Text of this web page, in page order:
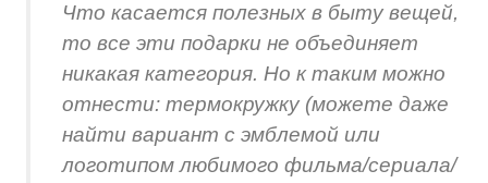
Что касается полезных в быту вещей,
то все эти подарки не объединяет
никакая категория. Но к таким можно
отнести: термокружку (можете даже
найти вариант с эмблемой или
логотипом любимого фильма/сериала/